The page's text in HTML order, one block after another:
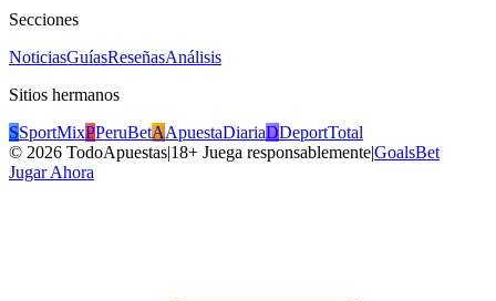
Secciones
NoticiasGuíasReseñasAnálisis
Sitios hermanos
SSportMixPPeruBetAApuestaDiariaDDeportTotal
© 2026 TodoApuestas|18+ Juega responsablemente|GoalsBet
Jugar Ahora